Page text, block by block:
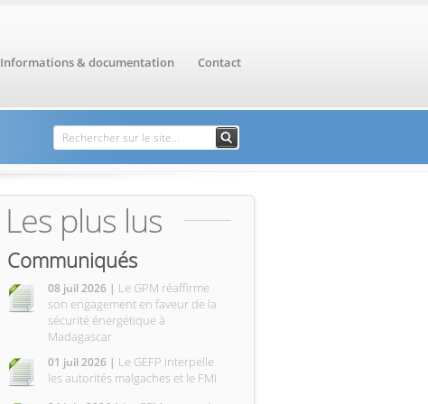
Informations & documentation Contact
Formulaire de
recherche
Rechercher
Les plus lus
Communiqués
08 juil 2026 | Le GPM réaffirme
son engagement en faveur de la
sécurité énergétique à
Madagascar
01 juil 2026 | Le GEFP interpelle
les autorités malgaches et le FMI